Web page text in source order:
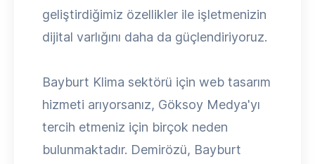
geliştirdiğimiz özellikler ile işletmenizin
dijital varlığını daha da güçlendiriyoruz.
Bayburt Klima sektörü için web tasarım
hizmeti arıyorsanız, Göksoy Medya'yı
tercih etmeniz için birçok neden
bulunmaktadır. Demirözü, Bayburt